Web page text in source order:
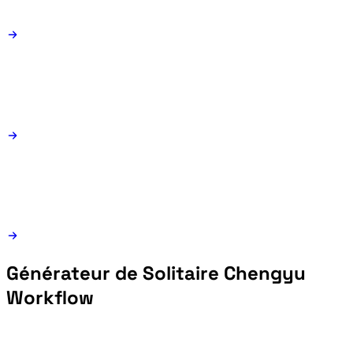
Générateur de Solitaire Chengyu
Workflow